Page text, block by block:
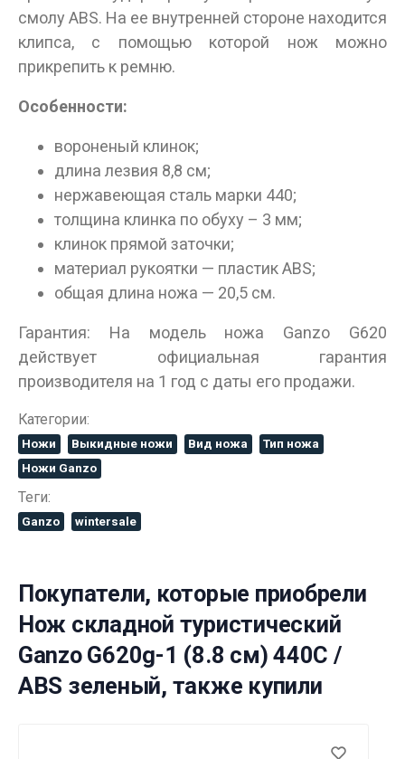
смолу ABS. На ее внутренней стороне находится
клипса, с помощью которой нож можно
прикрепить к ремню.
Особенности:
вороненый клинок;
длина лезвия 8,8 см;
нержавеющая сталь марки 440;
толщина клинка по обуху – 3 мм;
клинок прямой заточки;
материал рукоятки — пластик ABS;
общая длина ножа — 20,5 см.
Гарантия: На модель ножа Ganzo G620
действует официальная гарантия
производителя на 1 год с даты его продажи.
Категории:
Ножи Выкидные ножи Вид ножа
Тип ножа
Ножи Ganzo
Теги:
Ganzo wintersale
Покупатели, которые приобрели
Нож складной туристический
Ganzo G620g-1 (8.8 см) 440C /
ABS зеленый, также купили
Данные товары продаются лицам,
достигшим 18 лет!
Вам исполнилось 18 лет?
ДА НЕТ